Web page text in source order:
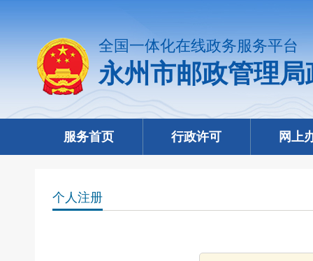
全国一体化在线政务服务平台
永州市邮政管理
服务首页 行政许可 网上
个人注册